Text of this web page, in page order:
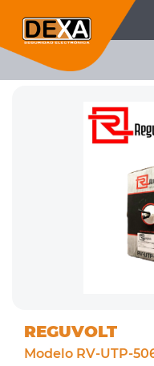
RUBRO 05 CABLES
REGUVOLT
Modelo RV-UTP-